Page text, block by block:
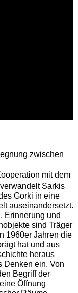
zwischen
mit dem
Sarkis
Gorki in eine
auseinandersetzt.
Erinnerung und
sind Träger
1960er Jahren die
hat und aus
heraus
Denken ein. Von
Begriff der
Öffnung